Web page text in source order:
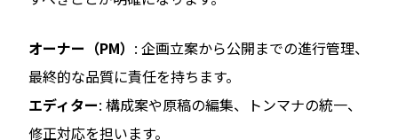
オーナー（PM） : 企画立案から公開までの進行管理、
最終的な品質に責任を持ちます。
エディター: 構成案や原稿の編集、トンマナの統一、
修正対応を担います。